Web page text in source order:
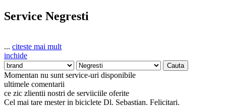
Service Negresti
... citeste mai mult
inchide
Momentan nu sunt service-uri disponibile
ultimele comentarii
ce zic zlientii nostri de serviiciile oferite
Cel mai tare mester in biciclete Dl. Sebastian. Felicitari.